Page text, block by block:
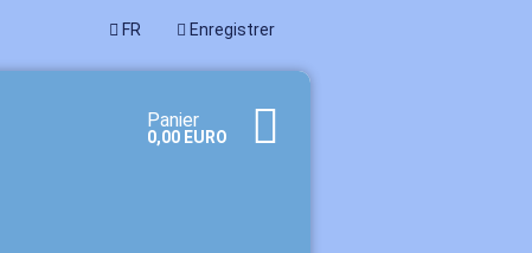
FR Enregistrer
Panier
0,00 EURO